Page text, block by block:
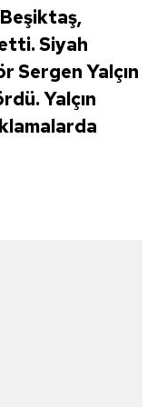
Siyah
Sergen Yalçın
Yalçın